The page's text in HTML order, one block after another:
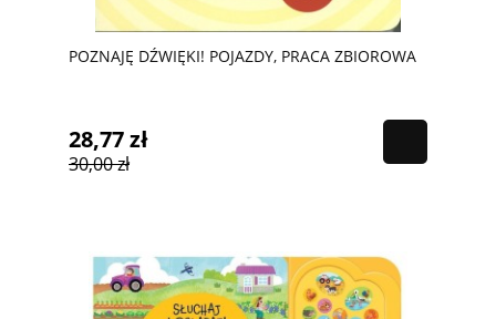
POZNAJĘ DŹWIĘKI! POJAZDY, PRACA ZBIOROWA
28,77 zł
30,00 zł